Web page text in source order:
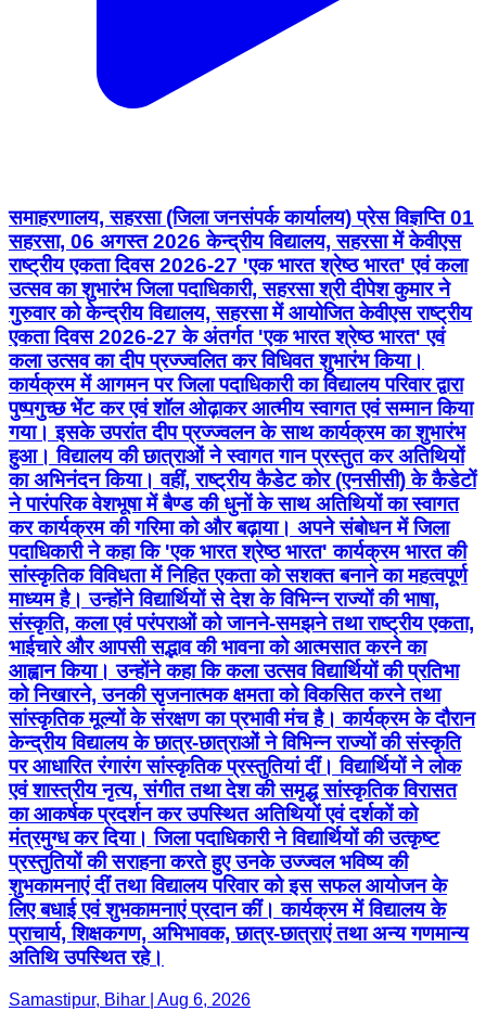
समाहरणालय, सहरसा (जिला जनसंपर्क कार्यालय) प्रेस विज्ञप्ति 01
सहरसा, 06 अगस्त 2026 केन्द्रीय विद्यालय, सहरसा में केवीएस
राष्ट्रीय एकता दिवस 2026-27 'एक भारत श्रेष्ठ भारत' एवं कला
उत्सव का शुभारंभ जिला पदाधिकारी, सहरसा श्री दीपेश कुमार ने
गुरुवार को केन्द्रीय विद्यालय, सहरसा में आयोजित केवीएस राष्ट्रीय
एकता दिवस 2026-27 के अंतर्गत 'एक भारत श्रेष्ठ भारत' एवं
कला उत्सव का दीप प्रज्ज्वलित कर विधिवत शुभारंभ किया।
कार्यक्रम में आगमन पर जिला पदाधिकारी का विद्यालय परिवार द्वारा
पुष्पगुच्छ भेंट कर एवं शॉल ओढ़ाकर आत्मीय स्वागत एवं सम्मान किया
गया। इसके उपरांत दीप प्रज्ज्वलन के साथ कार्यक्रम का शुभारंभ
हुआ। विद्यालय की छात्राओं ने स्वागत गान प्रस्तुत कर अतिथियों
का अभिनंदन किया। वहीं, राष्ट्रीय कैडेट कोर (एनसीसी) के कैडेटों
ने पारंपरिक वेशभूषा में बैण्ड की धुनों के साथ अतिथियों का स्वागत
कर कार्यक्रम की गरिमा को और बढ़ाया। अपने संबोधन में जिला
पदाधिकारी ने कहा कि 'एक भारत श्रेष्ठ भारत' कार्यक्रम भारत की
सांस्कृतिक विविधता में निहित एकता को सशक्त बनाने का महत्वपूर्ण
माध्यम है। उन्होंने विद्यार्थियों से देश के विभिन्न राज्यों की भाषा,
संस्कृति, कला एवं परंपराओं को जानने-समझने तथा राष्ट्रीय एकता,
भाईचारे और आपसी सद्भाव की भावना को आत्मसात करने का
आह्वान किया। उन्होंने कहा कि कला उत्सव विद्यार्थियों की प्रतिभा
को निखारने, उनकी सृजनात्मक क्षमता को विकसित करने तथा
सांस्कृतिक मूल्यों के संरक्षण का प्रभावी मंच है। कार्यक्रम के दौरान
केन्द्रीय विद्यालय के छात्र-छात्राओं ने विभिन्न राज्यों की संस्कृति
पर आधारित रंगारंग सांस्कृतिक प्रस्तुतियां दीं। विद्यार्थियों ने लोक
एवं शास्त्रीय नृत्य, संगीत तथा देश की समृद्ध सांस्कृतिक विरासत
का आकर्षक प्रदर्शन कर उपस्थित अतिथियों एवं दर्शकों को
मंत्रमुग्ध कर दिया। जिला पदाधिकारी ने विद्यार्थियों की उत्कृष्ट
प्रस्तुतियों की सराहना करते हुए उनके उज्ज्वल भविष्य की
शुभकामनाएं दीं तथा विद्यालय परिवार को इस सफल आयोजन के
लिए बधाई एवं शुभकामनाएं प्रदान कीं। कार्यक्रम में विद्यालय के
प्राचार्य, शिक्षकगण, अभिभावक, छात्र-छात्राएं तथा अन्य गणमान्य
अतिथि उपस्थित रहे।
Samastipur, Bihar | Aug 6, 2026